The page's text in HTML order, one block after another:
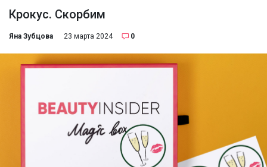
Крокус. Скорбим
Яна Зубцова 23 марта 2024 0